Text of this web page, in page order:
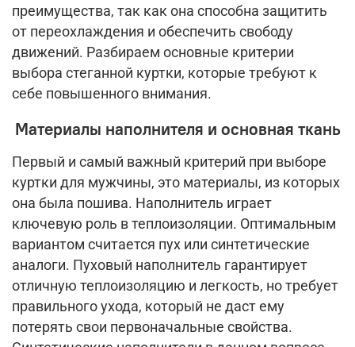
преимущества, так как она способна защитить
от переохлаждения и обеспечить свободу
движений. Разбираем основные критерии
выбора стеганной куртки, которые требуют к
себе повышенного внимания.
Материалы наполнителя и основная ткань
Первый и самый важный критерий при выборе
куртки для мужчины, это материалы, из которых
она была пошива. Наполнитель играет
ключевую роль в теплоизоляции. Оптимальным
вариантом считается пух или синтетические
аналоги. Пуховый наполнитель гарантирует
отличную теплоизоляцию и легкость, но требует
правильного ухода, который не даст ему
потерять свои первоначальные свойства.